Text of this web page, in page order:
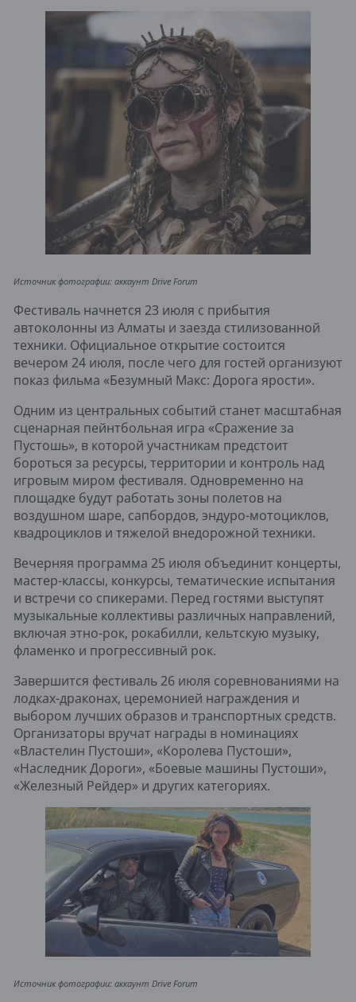
Источник фотографии: аккаунт Drive Forum
Фестиваль начнется 23 июля с прибытия
автоколонны из Алматы и заезда стилизованной
техники. Официальное открытие состоится
вечером 24 июля, после чего для гостей организуют
показ фильма «Безумный Макс: Дорога ярости».
Одним из центральных событий станет масштабная
сценарная пейнтбольная игра «Сражение за
Пустошь», в которой участникам предстоит
бороться за ресурсы, территории и контроль над
игровым миром фестиваля. Одновременно на
площадке будут работать зоны полетов на
воздушном шаре, сапбордов, эндуро-мотоциклов,
квадроциклов и тяжелой внедорожной техники.
Вечерняя программа 25 июля объединит концерты,
мастер-классы, конкурсы, тематические испытания
и встречи со спикерами. Перед гостями выступят
музыкальные коллективы различных направлений,
включая этно-рок, рокабилли, кельтскую музыку,
фламенко и прогрессивный рок.
Завершится фестиваль 26 июля соревнованиями на
лодках-драконах, церемонией награждения и
выбором лучших образов и транспортных средств.
Организаторы вручат награды в номинациях
«Властелин Пустоши», «Королева Пустоши»,
«Наследник Дороги», «Боевые машины Пустоши»,
«Железный Рейдер» и других категориях.
Источник фотографии: аккаунт Drive Forum